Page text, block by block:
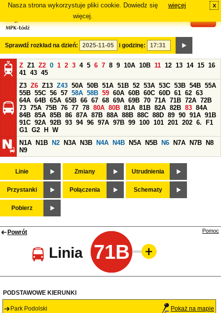
Nasza strona wykorzystuje pliki cookie. Dowiedz się
więcej.
więcej x
Sprawdź rozkład na dzień: i godzinę:
Z Z1 Z2 0 1 2 3 4 5 6 7 8 9 10A 10B 11 12 13 14 15 16
41 43 45
Z3 Z6 Z13 Z43 50A 50B 51A 51B 52 53A 53C 53B 54B 55A
55B 55C 56 57 58A 58B 59 60A 60B 60C 60D 61 62 63
64A 64B 65A 65B 66 67 68 69A 69B 70 71A 71B 72A 72B
73 75A 75B 76 77 78 80A 80B 81A 81B 82A 82B 83 84A
84B 85A 85B 86 87A 87B 88A 88B 88C 88D 89 90 91A 91B
91C 92A 92B 93 94 96 97A 97B 99 100 101 201 202 6.
F1
G1 G2 H
W
N1A
N1B N2 N3A N3B N4A N4B N5A N5B N6 N7A N7B
N8
N9
Linie Zmiany Utrudnienia
Przystanki Połączenia Schematy
Pobierz
Powrót
Linia 71B
Pomoc
PODSTAWOWE KIERUNKI
Park Podolski Pokaż na mapie